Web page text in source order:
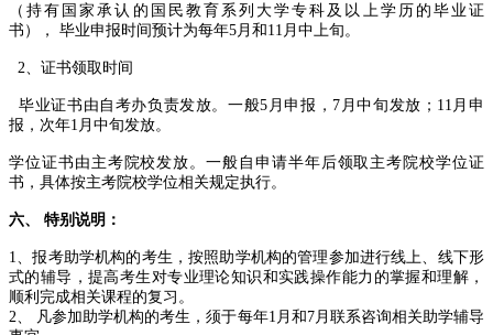
（持有国家承认的国民教育系列大学专科及以上学历的毕业证
书）， 毕业申报时间预计为每年5月和11月中上旬。
2、证书领取时间
毕业证书由自考办负责发放。一般5月申报，7月中旬发放；11月申
报，次年1月中旬发放。
学位证书由主考院校发放。一般自申请半年后领取主考院校学位证
书，具体按主考院校学位相关规定执行。
六、 特别说明：
1、报考助学机构的考生，按照助学机构的管理参加进行线上、线下形
式的辅导，提高考生对专业理论知识和实践操作能力的掌握和理解，
顺利完成相关课程的复习。
2、 凡参加助学机构的考生，须于每年1月和7月联系咨询相关助学辅导